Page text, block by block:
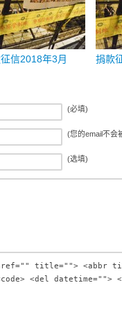
信2018年3月 捐款
(必填)
(您的email不会
(选填)
title=""> <abbr
<del datetime="">